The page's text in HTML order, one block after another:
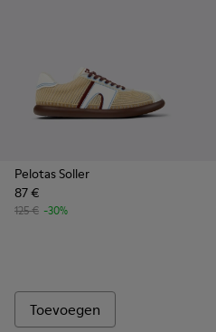
Pelotas Soller
87 €
125 € -30%
Toevoegen